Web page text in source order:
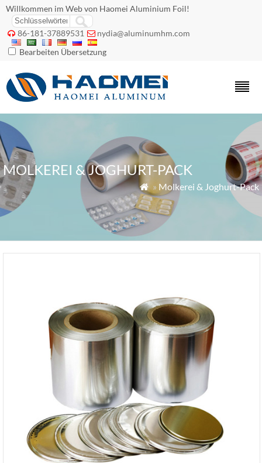
Willkommen im Web von Haomei Aluminium Foil!
 86-181-37889531  nydia@aluminumhm.com
Bearbeiten Übersetzung
MOLKEREI & JOGHURT-PACK
 » Molkerei & Joghurt-Pack